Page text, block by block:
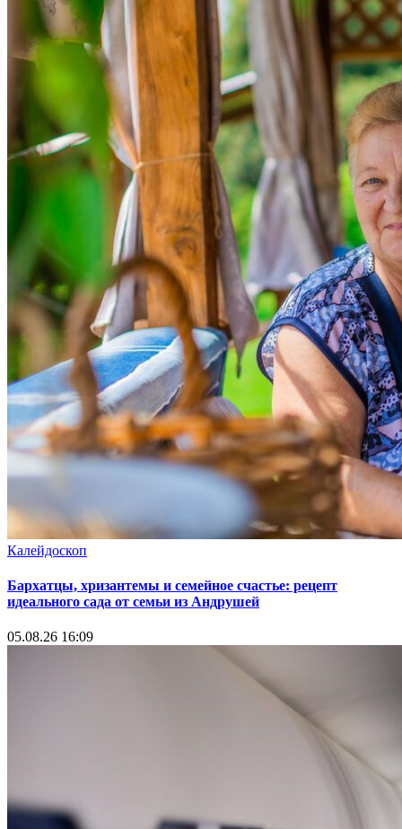
Калейдоскоп
Бархатцы, хризантемы и семейное счастье: рецепт
идеального сада от семьи из Андрушей
05.08.26 16:09